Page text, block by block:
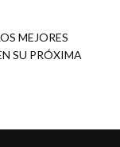
MEJORES
SU PRÓXIMA